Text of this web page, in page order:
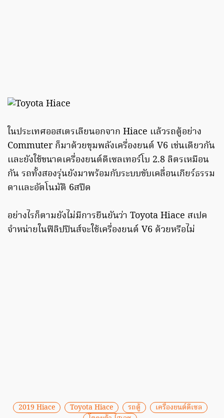
ในประเทศออสเตรเลียนอกจาก Hiace เเล้วรถตู้อย่าง
Commuter ก็มาด้วยขุมพลังเครื่องยนต์ V6 เช่นเดียวกัน
เเละยังใช้ขนาดเครื่องยนต์ดีเซลเทอร์โบ 2.8 ลิตรเหมือน
กัน รถทั้งสองรุ่นยังมาพร้อมกับระบบขับเคลื่อนเกียร์ธรรม
ดาเเละอัตโนมัติ 6สปีด
อย่างไรก็ตามยังไม่มีการยืนยันว่า Toyota Hiace สเปค
จำหน่ายในฟิลิปปินส์จะใช้เครื่องยนต์ V6 ด้วยหรือไม่
2019 Hiace Toyota Hiace รถตู้
เครื่องยนต์ดีเซล